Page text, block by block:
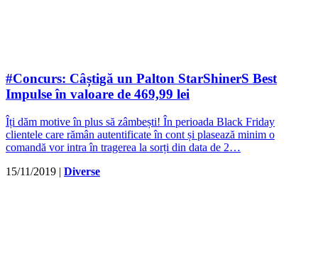
#Concurs: Câștigă un Palton StarShinerS Best
Impulse în valoare de 469,99 lei
Îți dăm motive în plus să zâmbești! În perioada Black Friday
clientele care rămân autentificate în cont și plasează minim o
comandă vor intra în tragerea la sorți din data de 2…
15/11/2019 | Diverse